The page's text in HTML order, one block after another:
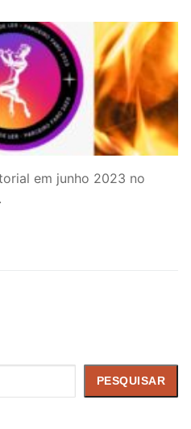
em junho 2023 no
PESQUISAR